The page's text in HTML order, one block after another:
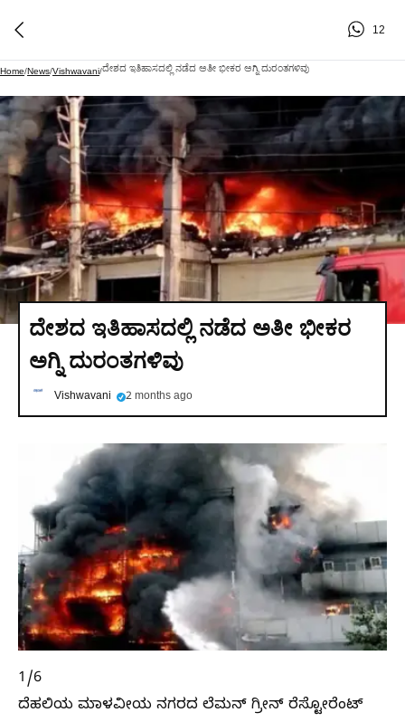
12
Home/News/Vishwavani/ದೇಶದ ಇತಿಹಾಸದಲ್ಲಿ ನಡೆದ ಅತೀ ಭೀಕರ ಅಗ್ನಿ ದುರಂತಗಳಿವು
ದೇಶದ ಇತಿಹಾಸದಲ್ಲಿ ನಡೆದ ಅತೀ ಭೀಕರ
ಅಗ್ನಿ ದುರಂತಗಳಿವು
Vishwavani 2 months ago
1/6
ದೆಹಲಿಯ ಮಾಳವೀಯ ನಗರದ ಲೆಮನ್ ಗ್ರೀನ್ ರೆಸ್ಟೋರೆಂಟ್